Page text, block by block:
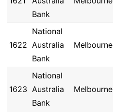
Bank
1622
National
Australia
Bank
Melbourne
1623
National
Australia
Bank
Melbourne